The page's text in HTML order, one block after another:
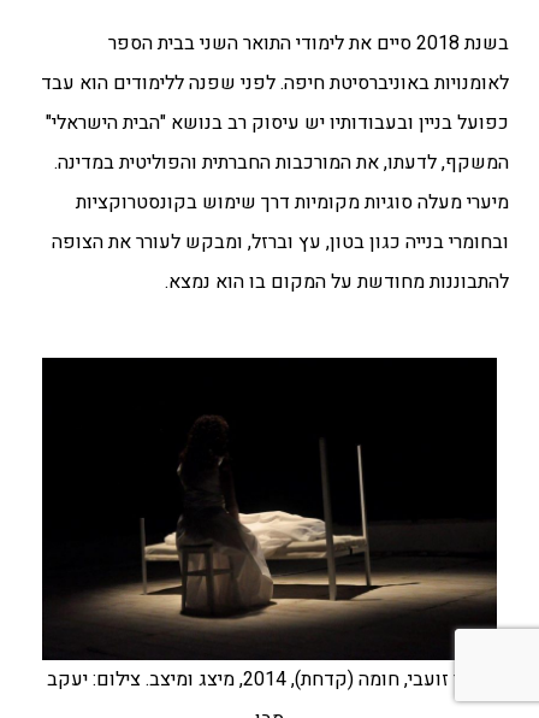
בשנת 2018 סיים את לימודי התואר השני בבית הספר
לאומנויות באוניברסיטת חיפה. לפני שפנה ללימודים הוא עבד
כפועל בניין ובעבודותיו יש עיסוק רבבנושא "הבית הישראלי"
המשקף, לדעתו, את המורכבות החברתית והפוליטית במדינה.
מיערימעלה סוגיות מקומיות דרך שימוש בקונסטרוקציות
ובחומרי בנייה כגון בטון, עץ וברזל, ומבקש לעורר את הצופה
להתבוננות מחודשת על המקום בו הוא נמצא.
מנאר זועבי, חומה (קדחת), 2014, מיצג ומיצב. צילום: יעקב